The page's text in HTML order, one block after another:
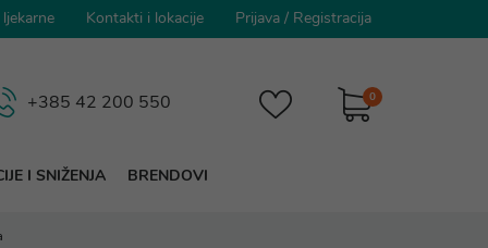
Kontakti i lokacije Prijava / Registracija
0
+385 42 200 550
I SNIŽENJA BRENDOVI